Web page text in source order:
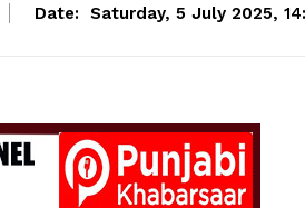
Date: Saturday, 5 July 2025,